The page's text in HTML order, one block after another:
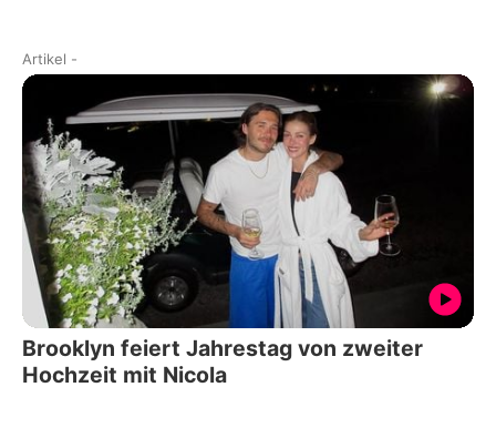
Artikel -
Brooklyn feiert Jahrestag von zweiter
Hochzeit mit Nicola